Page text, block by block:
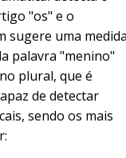
"os" e o
sugere uma
palavra "menino"
plural, que é
de detectar
sendo os mais